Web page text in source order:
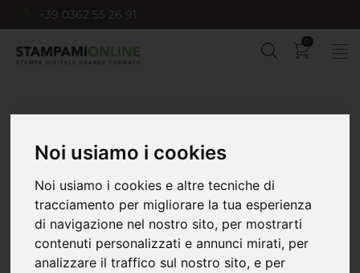
Noi usiamo i cookies
Noi usiamo i cookies e altre tecniche di
tracciamento per migliorare la tua esperienza
di navigazione nel nostro sito, per mostrarti
contenuti personalizzati e annunci mirati, per
analizzare il traffico sul nostro sito, e per
+39 0362 55 26 91
0